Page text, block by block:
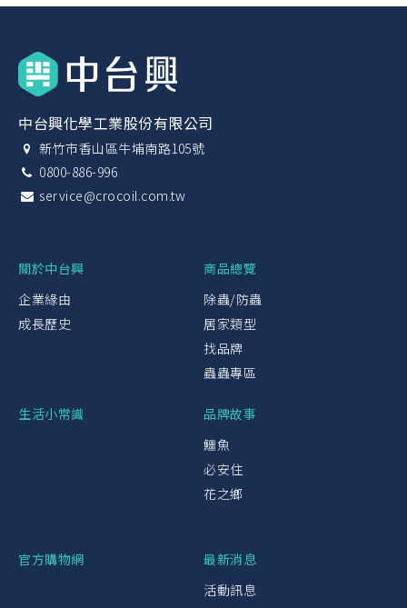
中台興化學工業股份有限公司
新竹市香山區牛埔南路105號
0800-886-996
service@crocoil.com.tw
關於中台興
企業緣由
成長歷史
商品總覽
除蟲/防蟲
居家類型
找品牌
蟲蟲專區
生活小常識
品牌故事
鱷魚
必安住
花之鄉
官方購物網
最新消息
活動訊息